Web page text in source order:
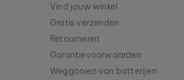
Vind jouw winkel
Gratis verzenden
Retourneren
Garantievoorwaarden
Weggooien van batterijen